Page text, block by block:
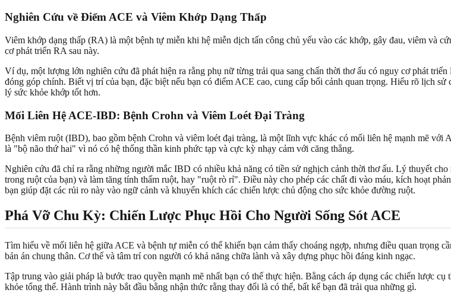
Nghiên Cứu về Điểm ACE và Viêm Khớp Dạng Thấp
Viêm khớp dạng thấp (RA) là một bệnh tự miễn khi hệ miễn dịch tấn công chủ yếu vào các khớp, gây đau, viêm và
cơ phát triển RA sau này.
Ví dụ, một lượng lớn nghiên cứu đã phát hiện ra rằng phụ nữ từng trải qua sang chấn thời thơ ấu có nguy cơ phát
đóng góp chính. Biết vị trí của bạn, đặc biệt nếu bạn có điểm ACE cao, cung cấp bối cảnh quan trọng. Hiểu rõ lịch sử
lý sức khỏe khớp tốt hơn.
Mối Liên Hệ ACE-IBD: Bệnh Crohn và Viêm Loét Đại Tràng
Bệnh viêm ruột (IBD), bao gồm bệnh Crohn và viêm loét đại tràng, là một lĩnh vực khác có mối liên hệ mạnh mẽ
là "bộ não thứ hai" vì nó có hệ thống thần kinh phức tạp và cực kỳ nhạy cảm với căng thẳng.
Nghiên cứu đã chỉ ra rằng những người mắc IBD có nhiều khả năng có tiền sử nghịch cảnh thời thơ ấu. Lý thuyết
trong ruột của bạn) và làm tăng tính thấm ruột, hay "ruột rò rỉ". Điều này cho phép các chất đi vào máu, kích hoạt
bạn giúp đặt các rủi ro này vào ngữ cảnh và khuyến khích các chiến lược chủ động cho sức khỏe đường ruột.
Phá Vỡ Chu Kỳ: Chiến Lược Phục Hồi Cho Người Sống Sót ACE
Tìm hiểu về mối liên hệ giữa ACE và bệnh tự miễn có thể khiến bạn cảm thấy choáng ngợp, nhưng điều quan trọng
bản án chung thân. Cơ thể và tâm trí con người có khả năng chữa lành và xây dựng phục hồi đáng kinh ngạc.
Tập trung vào giải pháp là bước trao quyền mạnh mẽ nhất bạn có thể thực hiện. Bằng cách áp dụng các chiến lược
khỏe tổng thể. Hành trình này bắt đầu bằng nhận thức rằng thay đổi là có thể, bất kể bạn đã trải qua những gì.